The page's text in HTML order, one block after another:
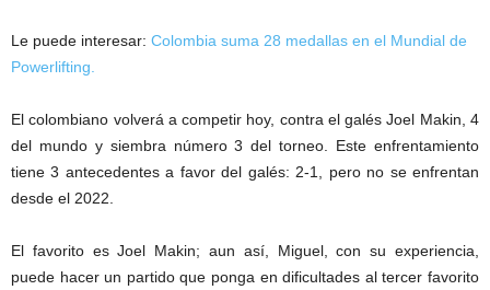
Le puede interesar: Colombia suma 28 medallas en el Mundial de
Powerlifting.
El colombiano volverá a competir hoy, contra el galés Joel Makin, 4
del mundo y siembra número 3 del torneo. Este enfrentamiento
tiene 3 antecedentes a favor del galés: 2-1, pero no se enfrentan
desde el 2022.
El favorito es Joel Makin; aun así, Miguel, con su experiencia,
puede hacer un partido que ponga en dificultades al tercer favorito